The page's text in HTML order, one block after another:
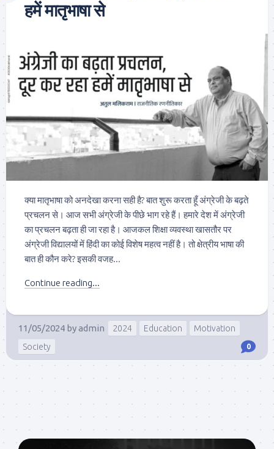
हमें मातृभाषा से
क्या मातृभाषा को अनदेखा करना सही है? बात शुरू करता हूँ अंग्रेजी के बढ़ते
प्रचलन से। आज सभी अंग्रेजी के पीछे भाग रहे हैं। हमारे देश में अंग्रेजी
का प्रचलन बढ़ता ही जा रहा है। आजकल शिक्षा व्यवस्था खासतौर पर
अंग्रेजी विद्यालयों में हिंदी का कोई विशेष महत्व नहीं है। तो क्षेत्रीय भाषा की
बात ही कौन करे? इसकी वजह...
Continue reading...
11/05/2024 byadmin 2024 Education
Motivation
Society
0